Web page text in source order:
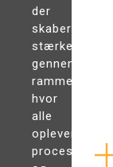
der
skaber
stærke,
gennemsigtige
rammer,
hvor
alle
oplever
processer